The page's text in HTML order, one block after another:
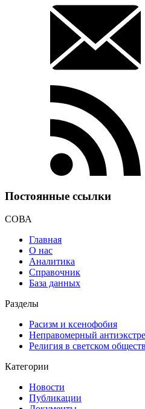
Постоянные ссылки
СОВА
Главная
О нас
Аналитика
Справочник
База данных
Разделы
Расизм и ксенофобия
Неправомерный
Религия в светском
Категории
Новости
Публикации